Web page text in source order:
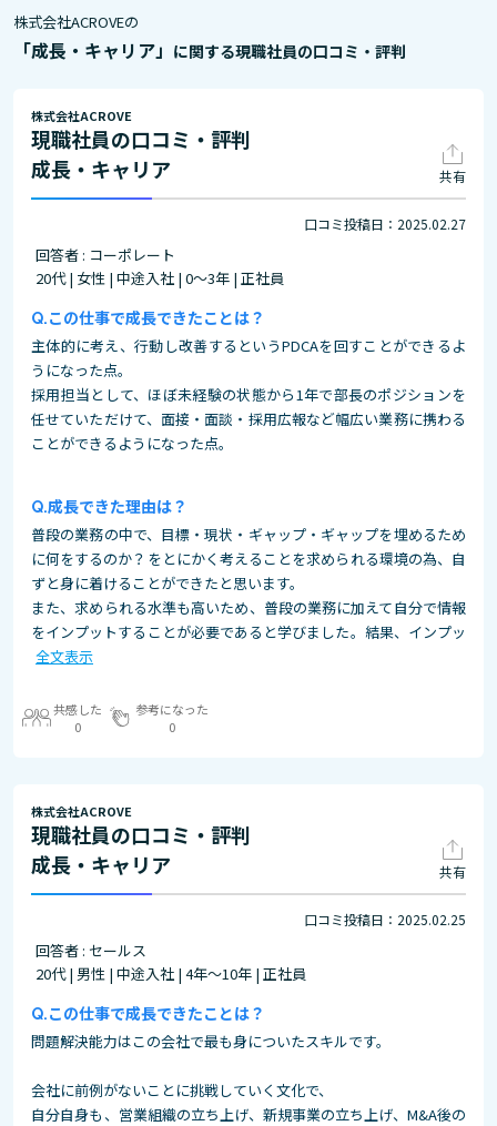
株式会社ACROVEの
「成長・キャリア」 に関する現職社員の口コミ・評判
株式会社ACROVE
現職社員の口コミ・評判
成長・キャリア
共有
口コミ投稿日：2025.02.27
回答者 : コーポレート
20代 | 女性 | 中途入社 | 0～3年 | 正社員
この仕事で成長できたことは？
主体的に考え、行動し改善するというPDCAを回すことができるよ
うになった点。
採用担当として、ほぼ未経験の状態から1年で部長のポジションを
任せていただけて、面接・面談・採用広報など幅広い業務に携わる
ことができるようになった点。
成長できた理由は？
普段の業務の中で、目標・現状・ギャップ・ギャップを埋めるため
に何をするのか？をとにかく考えることを求められる環境の為、自
ずと身に着けることができたと思います。
また、求められる水準も高いため、普段の業務に加えて自分で情報
をインプットすることが必要であると学びました。結果、インプッ
全文表示
共感した
0
参考になった
0
株式会社ACROVE
現職社員の口コミ・評判
成長・キャリア
共有
口コミ投稿日：2025.02.25
回答者 : セールス
20代 | 男性 | 中途入社 | 4年～10年 | 正社員
この仕事で成長できたことは？
問題解決能力はこの会社で最も身についたスキルです。
会社に前例がないことに挑戦していく文化で、
自分自身も、営業組織の立ち上げ、新規事業の立ち上げ、M&A後の